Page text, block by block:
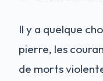
Il y a quelque
pierre, les
de morts